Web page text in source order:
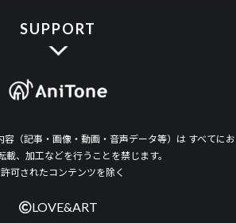
SUPPORT
（記事・画像・動画・音声データ等）は すべてにお
載、加工などを行うことを禁じます。
可されたコンテンツを除く
LOVE&ART